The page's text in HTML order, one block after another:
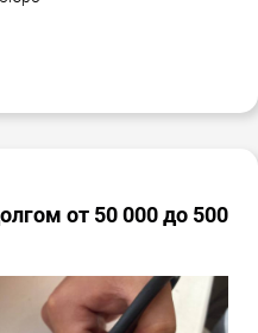
от 50 000 до 500